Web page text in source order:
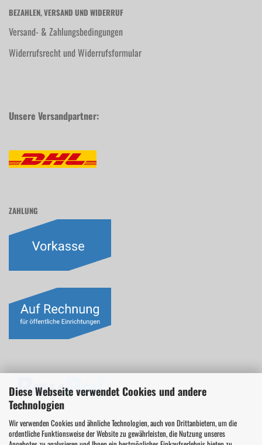
Diese Webseite verwendet Cookies und andere
Technologien
Wir verwenden Cookies und ähnliche Technologien, auch von Drittanbietern, um die
ordentliche Funktionsweise der Website zu gewährleisten, die Nutzung unseres
BEZAHLEN, VERSAND UND WIDERRUF
Versand- & Zahlungsbedingungen
Widerrufsrecht und Widerrufsformular
Unsere Versandpartner:
ZAHLUNG